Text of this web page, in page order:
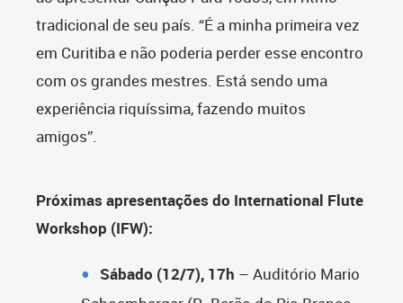
tradicional de seu país. “É a minha primeira vez
em Curitiba e não poderia perder esse encontro
com os grandes mestres. Está sendo uma
experiência riquíssima, fazendo muitos
amigos”.
Próximas apresentações do International Flute
Workshop (IFW):
Sábado (12/7), 17h – Auditório Mario